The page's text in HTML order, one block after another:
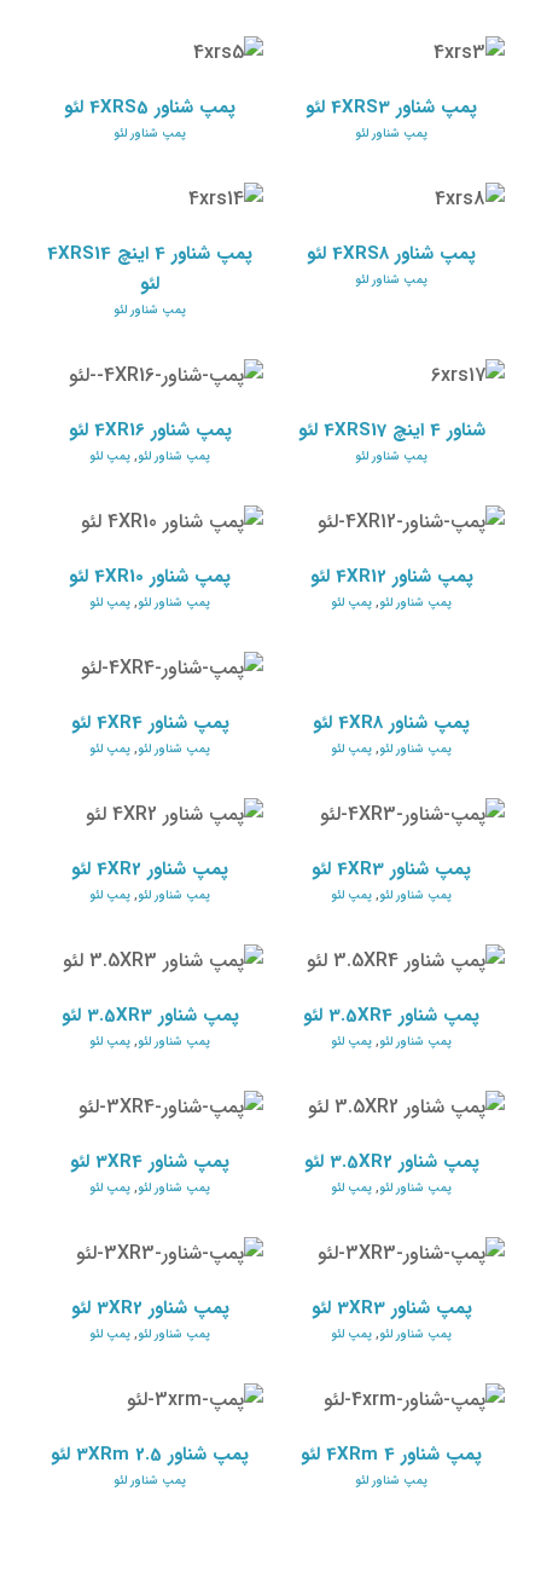
پمپ شناور لئو
پمپ شناور 4XRS3 لئو
پمپ شناور لئو
پمپ شناور لئو
پمپ شناور 4XRS5 لئو
پمپ شناور لئو
پمپ شناور لئو
پمپ شناور 4XRS8 لئو
پمپ شناور لئو
4XRS14 لئو
پمپ شناور 4 اینچ 4XRS14
لئو
پمپ شناور لئو
پمپ شناور لئو
شناور 4 اینچ 4XRS17 لئو
پمپ شناور لئو
پمپ شناور لئو پمپ لئو
پمپ شناور 4XR16 لئو
پمپ شناور لئو, پمپ لئو
پمپ شناور لئو پمپ لئو
پمپ شناور 4XR12 لئو
پمپ شناور لئو, پمپ لئو
پمپ شناور لئو پمپ لئو
پمپ شناور 4XR10 لئو
پمپ شناور لئو, پمپ لئو
پمپ شناور 4XR8 لئو
پمپ شناور لئو, پمپ لئو
پمپ شناور لئو پمپ لئو
پمپ شناور 4XR4 لئو
پمپ شناور لئو, پمپ لئو
پمپ شناور لئو پمپ لئو
پمپ شناور 4XR3 لئو
پمپ شناور لئو, پمپ لئو
پمپ شناور لئو پمپ لئو
پمپ شناور 4XR2 لئو
پمپ شناور لئو, پمپ لئو
پمپ شناور لئو پمپ لئو
پمپ شناور 3.5XR4 لئو
پمپ شناور لئو, پمپ لئو
پمپ شناور لئو پمپ لئو
پمپ شناور 3.5XR3 لئو
پمپ شناور لئو, پمپ لئو
پمپ شناور لئو پمپ لئو
پمپ شناور 3.5XR2 لئو
پمپ شناور لئو, پمپ لئو
پمپ شناور لئو پمپ لئو
پمپ شناور 3XR4 لئو
پمپ شناور لئو, پمپ لئو
پمپ شناور لئو پمپ لئو
پمپ شناور 3XR3 لئو
پمپ شناور لئو, پمپ لئو
پمپ شناور لئو پمپ لئو
پمپ شناور 3XR2 لئو
پمپ شناور لئو, پمپ لئو
پمپ شناور لئو
پمپ شناور 4XRm 4 لئو
پمپ شناور لئو
پمپ شناور لئو
پمپ شناور 3XRm 2.5 لئو
پمپ شناور لئو